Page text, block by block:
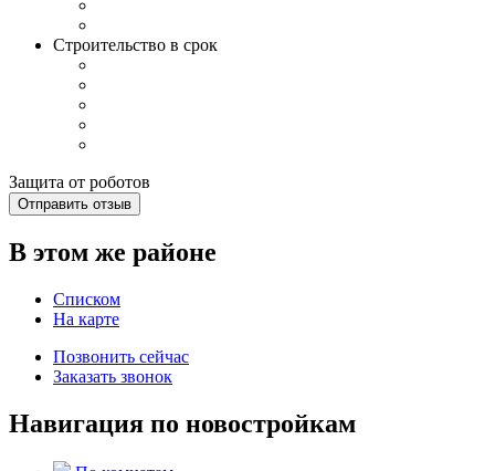
Строительство в срок
Защита от роботов
Отправить отзыв
В этом же районе
Списком
На карте
Позвонить сейчас
Заказать звонок
Навигация по новостройкам